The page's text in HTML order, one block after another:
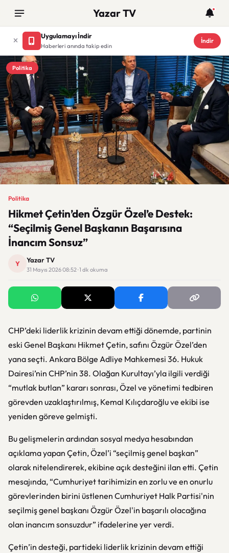
Yazar TV
Uygulamayı İndir
Haberleri anında takip edin
İndir
Politika
Politika
Hikmet Çetin’den Özgür Özel’e Destek:
“Seçilmiş Genel Başkanın Başarısına
İnancım Sonsuz”
Y Yazar TV
31 Mayıs 2026 08:52 · 1 dk okuma
CHP’deki liderlik krizinin devam ettiği dönemde, partinin
eski Genel Başkanı Hikmet Çetin, safını Özgür Özel’den
yana seçti. Ankara Bölge Adliye Mahkemesi 36. Hukuk
Dairesi’nin CHP’nin 38. Olağan Kurultayı’yla ilgili verdiği
“mutlak butlan” kararı sonrası, Özel ve yönetimi tedbiren
görevden uzaklaştırılmış, Kemal Kılıçdaroğlu ve ekibi ise
yeniden göreve gelmişti.
Bu gelişmelerin ardından sosyal medya hesabından
açıklama yapan Çetin, Özel’i “seçilmiş genel başkan”
olarak nitelendirerek, ekibine açık desteğini ilan etti. Çetin
mesajında, “Cumhuriyet tarihimizin en zorlu ve en onurlu
görevlerinden birini üstlenen Cumhuriyet Halk Partisi'nin
seçilmiş genel başkanı Özgür Özel'in başarılı olacağına
olan inancım sonsuzdur” ifadelerine yer verdi.
Çetin’in desteği, partideki liderlik krizinin devam ettiği